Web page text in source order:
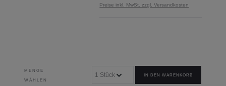
Preise inkl. MwSt. zzgl. Versandkosten
MENGE
WÄHLEN
IN DEN WARENKORB